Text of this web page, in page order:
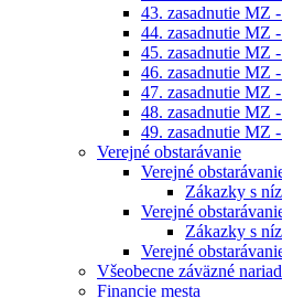
43. zasadnutie MZ
44. zasadnutie MZ
45. zasadnutie MZ
46. zasadnutie MZ
47. zasadnutie MZ
48. zasadnutie MZ
49. zasadnutie MZ
Verejné obstarávanie
Verejné
Zákazky s
Verejné
Zákazky s
Verejné
Všeobecne záväzné
Financie mesta